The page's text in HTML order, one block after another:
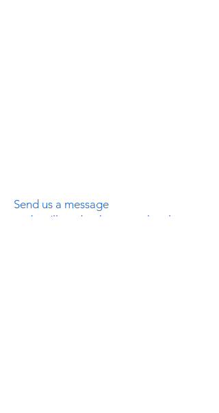
Send us a message
and we’ll get back to you shortly.